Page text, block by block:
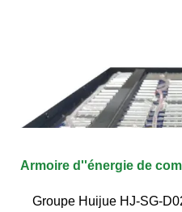
Armoire d''énergie de
Groupe Huijue HJ-SG-